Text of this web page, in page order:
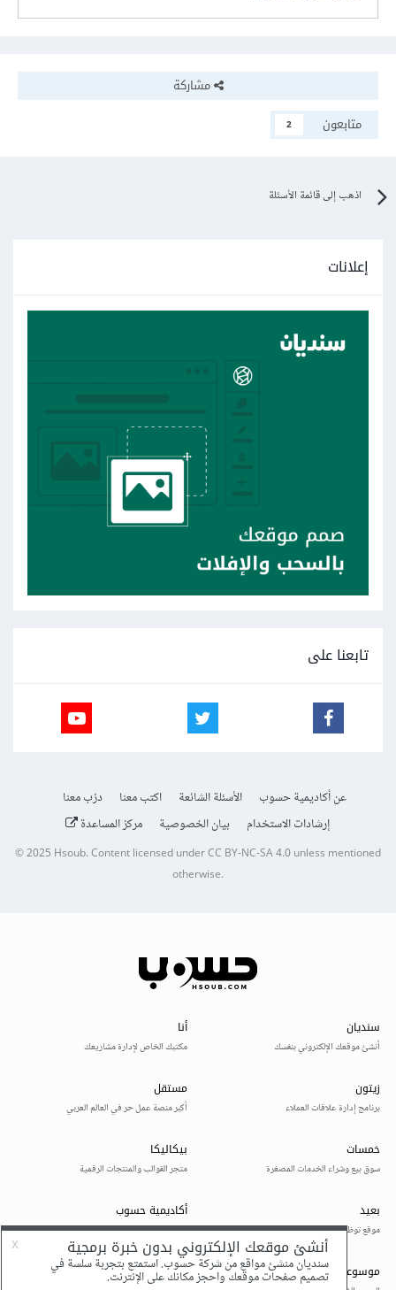
مشاركة
متابعون
2
اذهب إلى قائمة الأسئلة
إعلانات
تابعنا على
عن أكاديمية حسوب الأسئلة الشائعة اكتب معنا
درّب معنا
إرشادات الاستخدام
بيان الخصوصية مركز المساعدة
© 2025Hsoub.Content licensed underCC BY-NC-SA 4.0unless mentioned
otherwise.